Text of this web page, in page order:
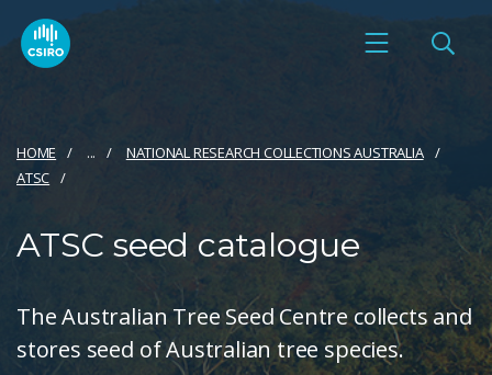
HOME ...
NATIONAL RESEARCH COLLECTIONS AUSTRALIA
ATSC
ATSC seed catalogue
The Australian Tree Seed Centre collects and
stores seed of Australian tree species.